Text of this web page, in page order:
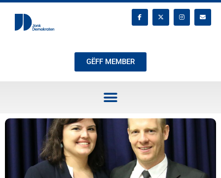
GËFF MEMBER